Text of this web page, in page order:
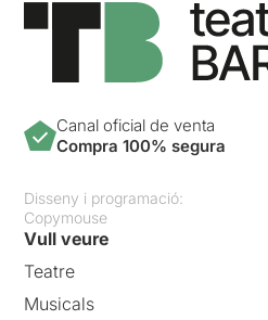
Canal oficial de venta
Compra 100% segura
Disseny i programació:
Copymouse
Vull veure
Teatre
Musicals